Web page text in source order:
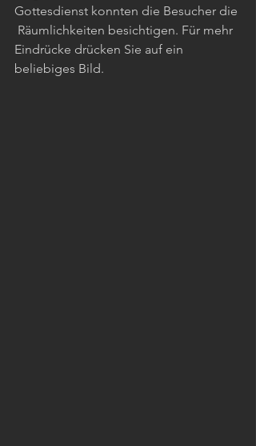
Gottesdienst konnten die Besucher die
Räumlichkeiten besichtigen. Für mehr
Eindrücke drücken Sie auf ein
beliebiges Bild.